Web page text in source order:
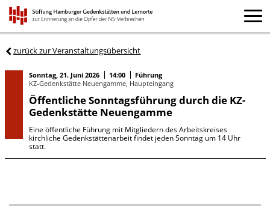
zurück zur Veranstaltungsübersicht
Sonntag, 21. Juni 2026 14:00
Führung
KZ-Gedenkstätte Neuengamme, Haupteingang
Öffentliche Sonntagsführung durch die KZ-
Gedenkstätte Neuengamme
Eine öffentliche Führung mit Mitgliedern des Arbeitskreises
kirchliche Gedenkstättenarbeit findet jeden Sonntag um 14 Uhr
statt.